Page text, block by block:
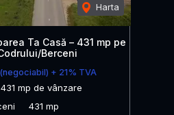
Harta
Ta Casă – 431 mp pe
Berceni
(negociabil) + 21% TVA
mp de vânzare
431 mp